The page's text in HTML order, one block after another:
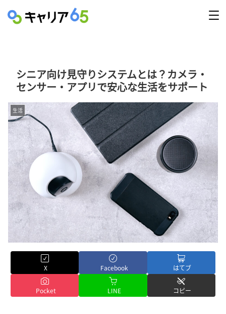
シニア向け見守りシステムとは？カメラ・
センサー・アプリで安心な生活をサポート
生活
X Facebook はてブ
Pocket LINE コピー